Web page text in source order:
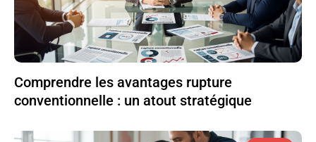
Comprendre les avantages rupture
conventionnelle : un atout stratégique